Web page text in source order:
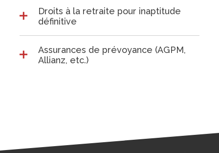
Droits à la retraite pour inaptitude
définitive
Assurances de prévoyance (AGPM,
Allianz, etc.)